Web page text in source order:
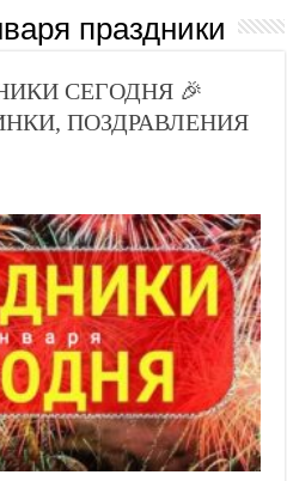
праздники
СЕГОДНЯ 🎉
ПОЗДРАВЛЕНИЯ